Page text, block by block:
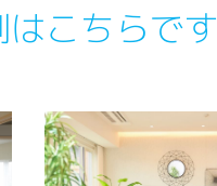
こちらです